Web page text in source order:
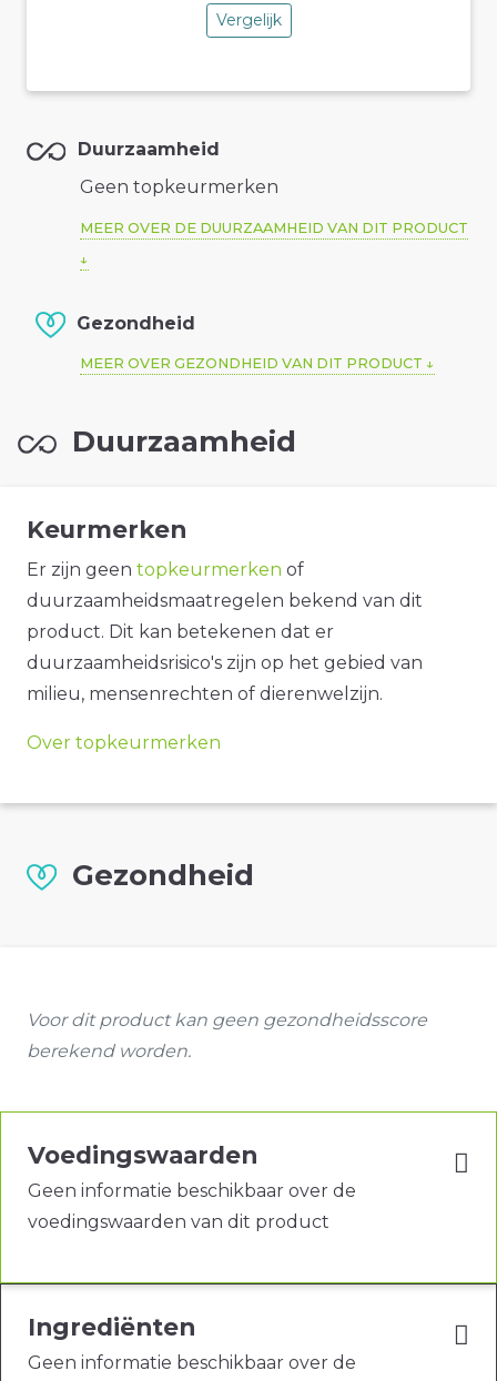
Vergelijk
Duurzaamheid
Geen topkeurmerken
MEER OVER DE DUURZAAMHEID VAN DIT PRODUCT
Gezondheid
MEER OVER GEZONDHEID VAN DIT PRODUCT
Duurzaamheid
Keurmerken
Er zijn geen topkeurmerken of
duurzaamheidsmaatregelen bekend van dit
product. Dit kan betekenen dat er
duurzaamheidsrisico's zijn op het gebied van
milieu, mensenrechten of dierenwelzijn.
Over topkeurmerken
Gezondheid
Voor dit product kan geen gezondheidsscore
berekend worden.
Voedingswaarden
Geen informatie beschikbaar over de
voedingswaarden van dit product
Ingrediënten
Geen informatie beschikbaar over de